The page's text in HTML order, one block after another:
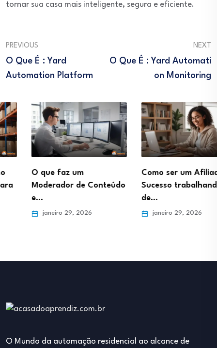
tornar sua casa mais inteligente, segura e eficiente.
PREVIOUS
O Que É : Yard
Automation Platform
NEXT
O Que É : Yard Automati
On Monitoring
O que faz um
Moderador de Conteúdo
janeiro 29, 2026
Como ser um Afiliado de
Sucesso trabalhando
janeiro 29, 2026
O Mundo da automação residencial ao alcance de